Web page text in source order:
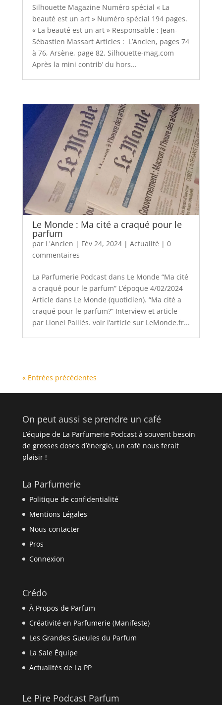
Silhouette Magazine Numéro spécial « La
beauté est un art » Numéro spécial 194 pages.
« La beauté est un art » Responsable : Jean-
Sébastien Massart Articles : L’Ancien, pages 74
à 76, Arsène, page 82. Silhouette-mag.com
Après la mini contrib’ du hors...
Le Monde : Ma cité a craqué pour le
parfum
par L'Ancien | Fév 24, 2024| Actualité | 0
commentaires
La Parfumerie Podcast dans Le Monde “Ma cité
a craqué pour le parfum” L’époque 4/02/2024
Article dans Le Monde (quotidien). “Ma cité a
craqué pour le parfum?” Interview et article
par Lionel Paillès. voir l’article sur LeMonde.fr...
« Entrées précédentes
On peut aussi se prendre un café
L’équipe de La Parfumerie Podcast à souvent besoin
de grosses doses d’énergie, un café nous ferait
plaisir !
La Parfumerie
Politique de confidentialité
Mentions Légales
Nous contacter
Pros
Connexion
Crédo
À Propos de Parfum
Créativité en Parfumerie (Manifeste)
Les Grandes Gueules du Parfum
La Sale Équipe
Actualités de La PP
Le Pire Podcast Parfum